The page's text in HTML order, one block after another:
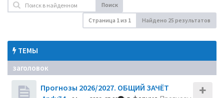
Поиск
Страница 1из 1 Найдено 25 результатов
ТЕМЫ
заголовок
Прогнозы 2026/2027. ОБЩИЙ ЗАЧЁТ